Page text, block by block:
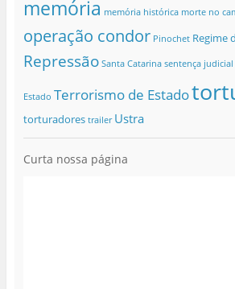
memória memória histórica morte no
operação condor Pinochet Regime
Repressão Santa Catarina sentença judicial
Estado Terrorismo de Estado
torturadores trailer Ustra
Curta nossa página